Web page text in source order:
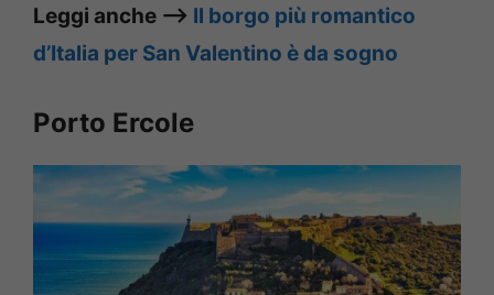
Leggi anche –> Il borgo più romantico
d’Italia per San Valentino è da sogno
Porto Ercole